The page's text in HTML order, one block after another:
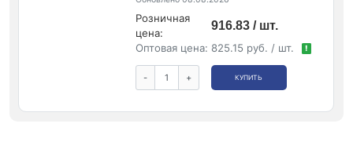
Розничная
цена:
916.83 / шт.
Оптовая цена: 825.15 руб. / шт. !
- + КУПИТЬ